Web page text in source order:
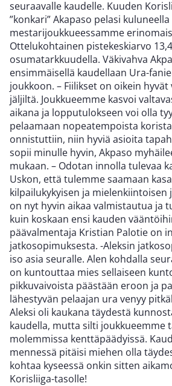
seuraavalle kaudelle. Kuuden
”konkari” Akapaso pelasi
mestarijoukkueessamme
Ottelukohtainen pistekeskiarvo
osumatarkkuudella. Väkivahva
ensimmäisellä kaudellaan Ura-
joukkoon. – Fiilikset on oikein hyvät
jäljiltä. Joukkueemme kasvoi
aikana ja lopputulokseen voi olla
pelaamaan nopeatempoista
onnistuttiin, niin hyviä asioita
sopii minulle hyvin, Akpaso
mukaan. – Odotan innolla tulevaa
Uskon, että tulemme saamaan
kilpailukykyisen ja mielenkiintoisen
on nyt hyvin aikaa valmistautua ja
kuin koskaan ensi kauden
päävalmentaja Kristian Palotie on
jatkosopimuksesta. -Aleksin
iso asia seuralle. Alen kohdalla
on kuntouttaa mies sellaiseen
pikkuvaivoista päästään eroon ja
lähestyvän pelaajan ura venyy
Aleksi oli kaukana täydestä
kaudella, mutta silti joukkueemme
molemmissa kenttäpäädyissä.
mennessä pitäisi miehen olla
kohtaa kyseessä onkin sitten
Korisliiga-tasolle!